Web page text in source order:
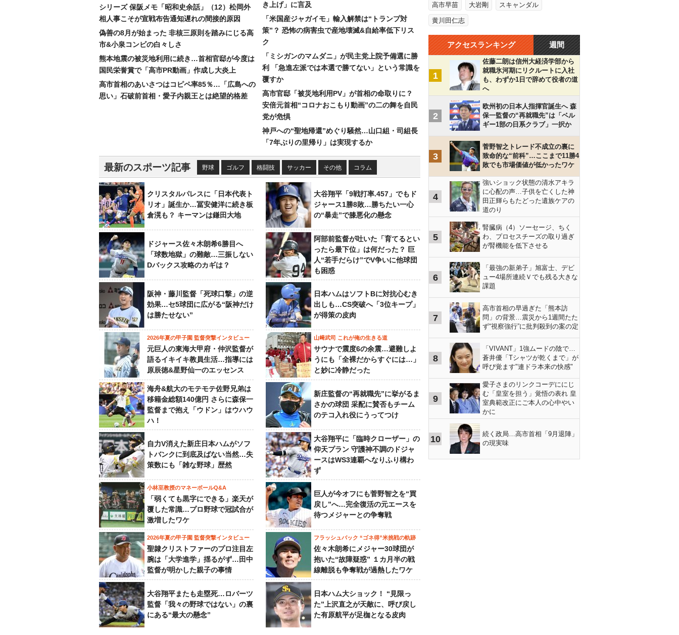
シリーズ 保阪メモ「昭和史余話」（12）松岡外
相人事こそが宣戦布告通知遅れの間接的原因
偽善の8月が始まった 非核三原則を踏みにじる高
市&小泉コンビの白々しさ
熊本地震の被災地利用に続き…首相官邸が今度は
国民栄誉賞で「高市PR動画」作成し大炎上
高市首相のあいさつはコピペ率85％…「広島への
思い」石破前首相・愛子内親王とは絶望的格差
き上げ」に言及
「米国産ジャガイモ」輸入解禁は“トランプ対
策”？ 恐怖の病害虫で産地壊滅&自給率低下リス
ク
「ミシガンのマムダニ」が民主党上院予備選に勝
利 「急進左派では本選で勝てない」という常識を
覆すか
高市官邸「被災地利用PV」が首相の命取りに？
安倍元首相“コロナおこもり動画”の二の舞を自民
党が危惧
神戸への“聖地帰還”めぐり騒然…山口組・司組長
「7年ぶりの里帰り」は実現するか
最新のスポーツ記事 野球 ゴルフ 格闘技 サッカー その他 コラム
クリスタルパレスに「日本代表ト
リオ」誕生か…冨安健洋に続き板
倉滉も？ キーマンは鎌田大地
大谷翔平「9戦打率.457」でもド
ジャース1勝8敗…勝ちたい一心
の“暴走”で膝悪化の懸念
ドジャース佐々木朗希6勝目へ
「球数地獄」の難敵…三振しない
Dバックス攻略のカギは？
阿部前監督が吐いた「育てるとい
ったら最下位」は何だった？ 巨
人“若手だらけ”でV争いに他球団
も困惑
阪神・藤川監督「死球口撃」の逆
効果…セ5球団に広がる“阪神だけ
は勝たせない”
日本ハムはソフトBに対抗心むき
出しも…CS突破へ「3位キープ」
が得策の皮肉
2026年夏の甲子園 監督突撃インタビュー
元巨人の東海大甲府・仲沢監督が
語るイキイキ教員生活…指導には
原辰徳&星野仙一のエッセンス
山﨑武司 これが俺の生きる道
サウナで震度6の余震…避難しよ
うにも「全裸だからすぐには…」
と妙に冷静だった
海舟&航大のモテモテ佐野兄弟は
移籍金総額140億円 さらに森保一
監督まで抱え「ウドン」はウハウ
ハ！
新庄監督の“再就職先”に挙がるま
さかの球団 采配に賛否もチーム
のテコ入れ役にうってつけ
自力V消えた新庄日本ハムがソフ
トバンクに到底及ばない当然…失
策数にも「雑な野球」歴然
大谷翔平に「臨時クローザー」の
仰天プラン 守護神不調のドジャ
ースはWS3連覇へなりふり構わ
ず
小林至教授のマネーボールQ&A
「弱くても黒字にできる」楽天が
覆した常識…プロ野球で冠試合が
激増したワケ
巨人が今オフにも菅野智之を“買
戻し”へ…完全復活の元エースを
待つメジャーとの争奪戦
2026年夏の甲子園 監督突撃インタビュー
聖隷クリストファーのプロ注目左
腕は「大学進学」揺るがず…田中
監督が明かした親子の事情
フラッシュバック “ゴネ得”米挑戦の軌跡
佐々木朗希にメジャー30球団が
抱いた“故障疑惑” １カ月半の戦
線離脱も争奪戦が過熱したワケ
大谷翔平またも走塁死…ロバーツ
監督「我々の野球ではない」の裏
にある“最大の懸念”
日本ハム大ショック！ “見限っ
た”上沢直之が天敵に、呼び戻し
た有原航平が足枷となる皮肉
高市早苗 大岩剛 スキャンダル
黄川田仁志
アクセスランキング 週間
1
佐藤二朗は信州大経済学部から
就職氷河期にリクルートに入社
も、わずか1日で辞めて役者の道
へ
2
欧州初の日本人指揮官誕生へ 森
保一監督の“再就職先”は「ベル
ギー1部の日系クラブ」一択か
3
菅野智之トレード不成立の裏に
致命的な“前科”…ここまで11勝4
敗でも市場価値が低かったワケ
4
強いショック状態の清水アキラ
に心配の声…子供を亡くした神
田正輝らもたどった遺族ケアの
道のり
5
腎臓病（4）ソーセージ、ちく
わ、プロセスチーズの取り過ぎ
が腎機能を低下させる
6
「最強の新弟子」旭富士、デビ
ュー4場所連続Ｖでも残る大きな
課題
7
高市首相の早過ぎた「熊本訪
問」の背景…震災から1週間たた
ず“視察強行”に批判殺到の案の定
8
「VIVANT」1強ムードの陰で…
蒼井優「Tシャツが乾くまで」が
呼び覚ます"連ドラ本来の快感"
9
愛子さまのリンクコーデににじ
む「皇室を担う」覚悟の表れ 皇
室典範改正にご本人の心中やい
かに
10
続く政局…高市首相「9月退陣」
の現実味